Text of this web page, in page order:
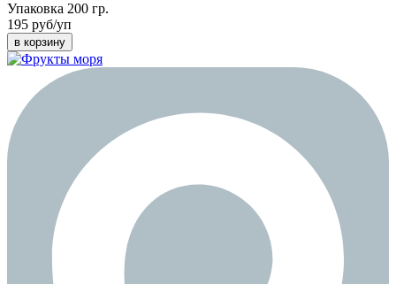
Упаковка 200 гр.
195 руб/уп
в корзину